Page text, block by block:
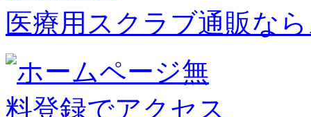
医療用スクラブ通販な